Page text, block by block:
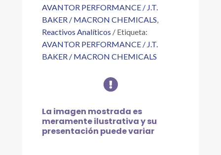
cantidad
AVANTOR PERFORMANCE / J.T.
BAKER / MACRON CHEMICALS,
Reactivos Analíticos
Etiqueta:
AVANTOR PERFORMANCE / J.T.
BAKER / MACRON CHEMICALS

La imagen mostrada es
meramente ilustrativa y su
presentación puede variar